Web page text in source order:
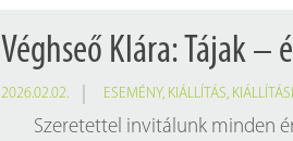
Véghseő Klára: Tájak
2026.02.02. ESEMÉNY, KIÁLLÍTÁS,
Szeretettel invitálunk minden